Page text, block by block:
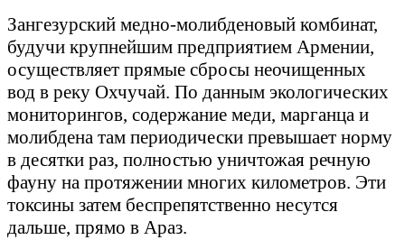
Зангезурский медно-молибденовый комбинат,
будучи крупнейшим предприятием Армении,
осуществляет прямые сбросы неочищенных
вод в реку Охчучай. По данным экологических
мониторингов, содержание меди, марганца и
молибдена там периодически превышает норму
в десятки раз, полностью уничтожая речную
фауну на протяжении многих километров. Эти
токсины затем беспрепятственно несутся
дальше, прямо в Араз.